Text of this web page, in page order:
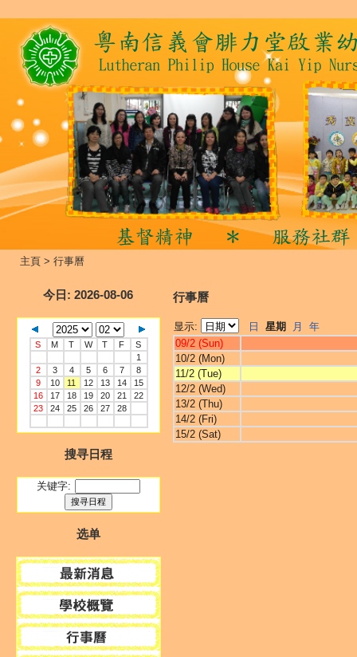
主頁 > 行事曆
今日 : 2026-08-06
S M T W T F
S
1
2
3 4 5 6 7
8
9
10 11 12 13 14
15
16
17 18 19 20 21
22
23
24 25 26 27 28
搜寻日程
关键字:
选单
行事曆
显示: 日 星期 月
年
09/2 (Sun)
10/2 (Mon)
11/2 (Tue)
12/2 (Wed)
13/2 (Thu)
14/2 (Fri)
15/2 (Sat)